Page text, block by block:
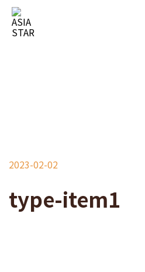
2023-02-02
type-item1